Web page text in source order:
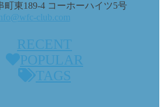
町東189-4 コーホーハイツ5号
club.com
RECENT
POPULAR
TAGS